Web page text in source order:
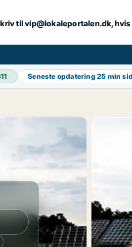
til vip@lokaleportalen.dk,
Seneste opdatering25 min